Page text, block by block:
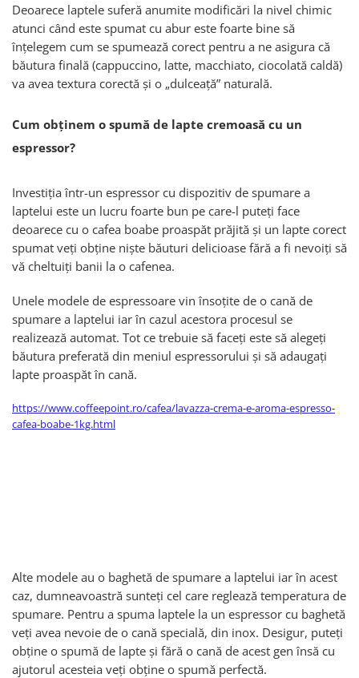
Deoarece laptele suferă anumite modificări la nivel chimic
atunci când este spumat cu abur este foarte bine să
înțelegem cum se spumează corect pentru a ne asigura că
băutura finală (cappuccino, latte, macchiato, ciocolată caldă)
va avea textura corectă și o „dulceață” naturală.
Cum obținem o spumă de lapte cremoasă cu un
espressor?
Investiția într-un espressor cu dispozitiv de spumare a
laptelui este un lucru foarte bun pe care-l puteți face
deoarece cu o cafea boabe proaspăt prăjită și un lapte corect
spumat veți obține niște băuturi delicioase fără a fi nevoiți să
vă cheltuiți banii la o cafenea.
Unele modele de espressoare vin însoțite de o cană de
spumare a laptelui iar în cazul acestora procesul se
realizează automat. Tot ce trebuie să faceți este să alegeți
băutura preferată din meniul espressorului și să adaugați
lapte proaspăt în cană.
https://www.coffeepoint.ro/cafea/lavazza-crema-e-aroma-espresso-
cafea-boabe-1kg.html
Alte modele au o baghetă de spumare a laptelui iar în acest
caz, dumneavoastră sunteți cel care reglează temperatura de
spumare. Pentru a spuma laptele la un espressor cu baghetă
veți avea nevoie de o cană specială, din inox. Desigur, puteți
obține o spumă de lapte și fără o cană de acest gen însă cu
ajutorul acesteia veți obține o spumă perfectă.